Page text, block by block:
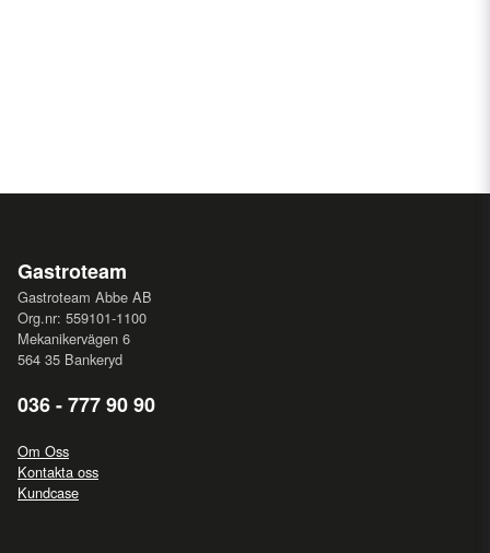
Gastroteam
Gastroteam Abbe AB
Org.nr: 559101-1100
Mekanikervägen 6
564 35 Bankeryd
036 - 777 90 90
Om Oss
Kontakta oss
Kundcase